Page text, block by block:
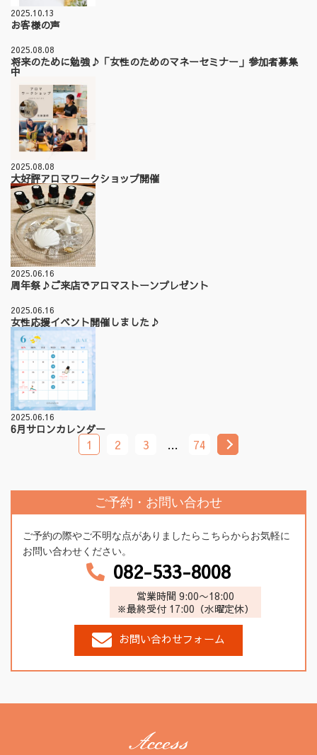
2025.10.13
お客様の声
2025.08.08
将来のために勉強♪「女性のためのマネーセミナー」参加者募集
中
2025.08.08
大好評アロマワークショップ開催
2025.06.16
周年祭♪ご来店でアロマストーンプレゼント
2025.06.16
女性応援イベント開催しました♪
2025.06.16
6月サロンカレンダー
1 2 3 … 74
ご予約・お問い合わせ
ご予約の際やご不明な点がありましたらこちらからお気軽に
お問い合わせください。
082-533-8008
営業時間 9:00〜18:00
※最終受付 17:00（水曜定休）
お問い合わせフォーム